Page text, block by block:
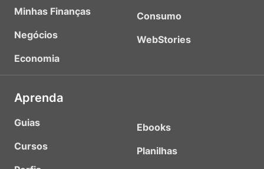
Minhas Finanças
Negócios
Economia
Consumo
WebStories
Aprenda
Guias
Cursos
Ebooks
Planilhas